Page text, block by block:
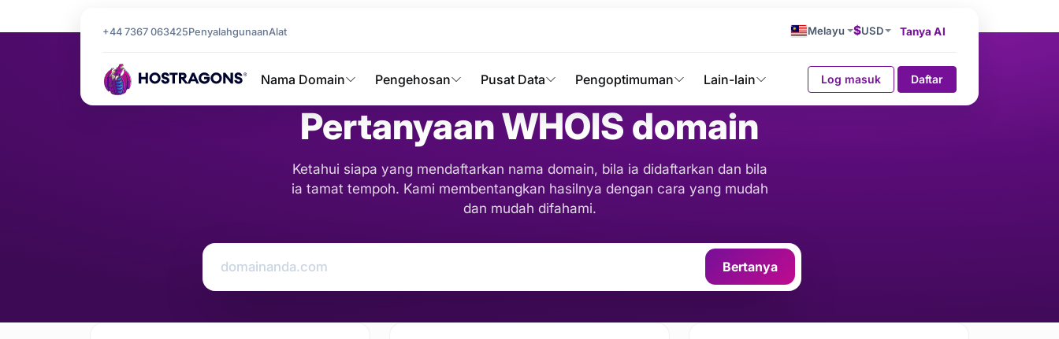
+44 7367 063425PenyalahgunaanAlat Melayu $USD Tanya AI
Nama Domain Pengehosan Pusat Data Pengoptimuman Lain-lain Log masuk Daftar
Carian WHOIS
Pertanyaan WHOIS domain
Ketahui siapa yang mendaftarkan nama domain, bila ia didaftarkan dan bila
ia tamat tempoh. Kami membentangkan hasilnya dengan cara yang mudah
dan mudah difahami.
Bertanya